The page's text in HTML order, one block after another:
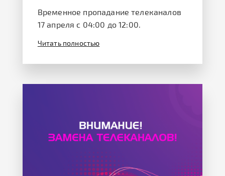
Временное пропадание телеканалов
17 апреля с 04:00 до 12:00.
Читать полностью